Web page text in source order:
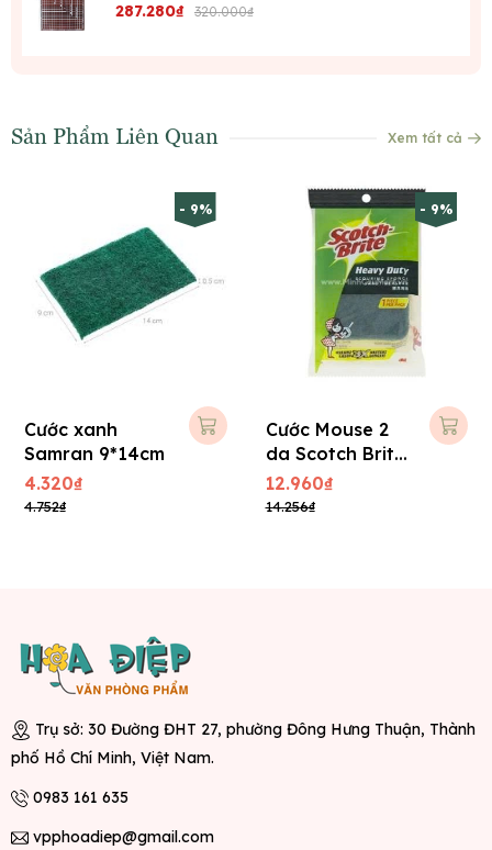
287.280₫ 320.000₫
Sản Phẩm Liên Quan Xem tất cả
- 9%
Cước xanh
Samran 9*14cm
4.320₫
4.752₫
- 9%
Cước Mouse 2
da Scotch Brite
3M 7x10cm
12.960₫
14.256₫
Trụ sở: 30 Đường ĐHT 27, phường Đông Hưng Thuận, Thành
phố Hồ Chí Minh, Việt Nam.
0983 161 635
vpphoadiep@gmail.com